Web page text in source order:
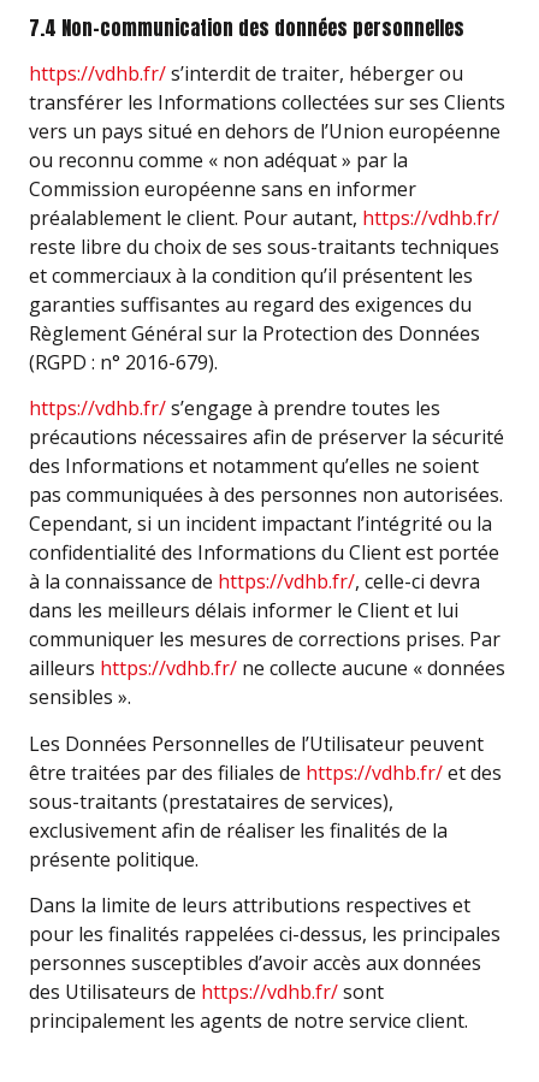
7.4 Non-communication des données personnelles
https://vdhb.fr/s’interdit de traiter, héberger ou
transférer les Informations collectées sur ses Clients
vers un pays situé en dehors de l’Union européenne
ou reconnu comme « non adéquat » par la
Commission européenne sans en informer
préalablement le client. Pour autant, https://vdhb.fr/
reste libre du choix de ses sous-traitants techniques
et commerciaux à la condition qu’il présentent les
garanties suffisantes au regard des exigences du
Règlement Général sur la Protection des Données
(RGPD : n° 2016-679).
https://vdhb.fr/s’engage à prendre toutes les
précautions nécessaires afin de préserver la sécurité
des Informations et notamment qu’elles ne soient
pas communiquées à des personnes non autorisées.
Cependant, si un incident impactant l’intégrité ou la
confidentialité des Informations du Client est portée
à la connaissance de https://vdhb.fr/, celle-ci devra
dans les meilleurs délais informer le Client et lui
communiquer les mesures de corrections prises. Par
ailleurs https://vdhb.fr/ ne collecte aucune « données
sensibles ».
Les Données Personnelles de l’Utilisateur peuvent
être traitées par des filiales de https://vdhb.fr/et des
sous-traitants (prestataires de services),
exclusivement afin de réaliser les finalités de la
présente politique.
Dans la limite de leurs attributions respectives et
pour les finalités rappelées ci-dessus, les principales
personnes susceptibles d’avoir accès aux données
des Utilisateurs de https://vdhb.fr/sont
principalement les agents de notre service client.